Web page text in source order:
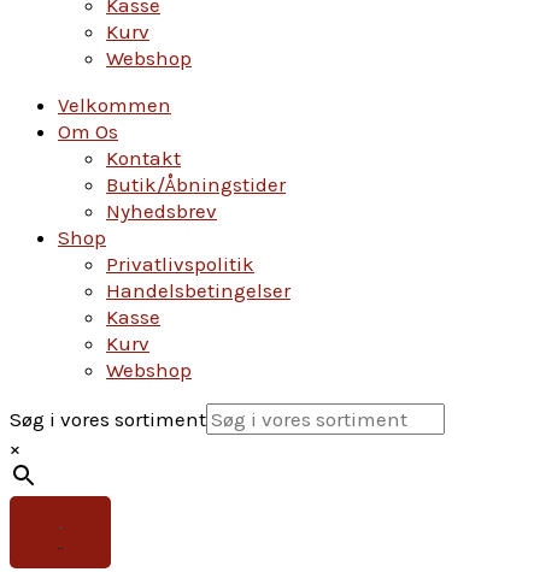
Kasse
Kurv
Webshop
Velkommen
Om Os
Kontakt
Butik/Åbningstider
Nyhedsbrev
Shop
Privatlivspolitik
Handelsbetingelser
Kasse
Kurv
Webshop
Søg i vores sortiment
×